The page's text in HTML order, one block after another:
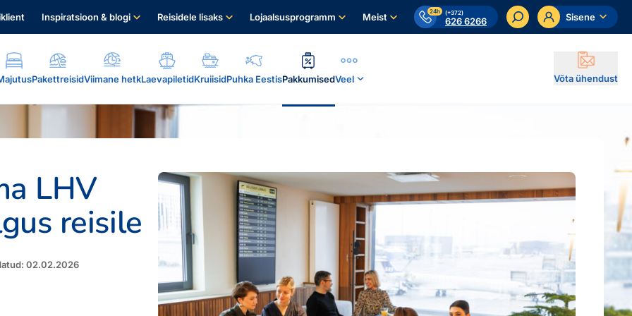
Inspiratsioon & blogi Reisidele lisaks Lojaalsusprogramm Meist 24h (+372)
626 6266 Sisene
PakettreisidViimane hetkLaevapiletidKruiisidPuhka EestisPakkumisedVeel Võta ühendust
LHV
reisile
02.02.2026